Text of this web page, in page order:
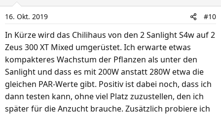
16. Okt. 2019 #10
In Kürze wird das Chilihaus von den 2 Sanlight S4w auf 2
Zeus 300 XT Mixed umgerüstet. Ich erwarte etwas
kompakteres Wachstum der Pflanzen als unter den
Sanlight und dass es mit 200W anstatt 280W etwa die
gleichen PAR-Werte gibt. Positiv ist dabei noch, dass ich
dann testen kann, ohne viel Platz zuzustellen, den ich
später für die Anzucht brauche. Zusätzlich probiere ich